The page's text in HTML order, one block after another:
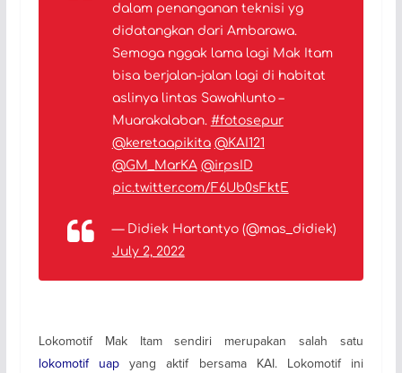
dalam penanganan teknisi yg
didatangkan dari Ambarawa.
Semoga nggak lama lagi Mak Itam
bisa berjalan-jalan lagi di habitat
aslinya lintas Sawahlunto –
Muarakalaban. #fotosepur
@keretaapikita @KAI121
@GM_MarKA @irpsID
pic.twitter.com/F6Ub0sFktE
— Didiek Hartantyo (@mas_didiek)
July 2, 2022
Lokomotif Mak Itam sendiri merupakan salah satu
lokomotif uapyang aktif bersama KAI. Lokomotif ini